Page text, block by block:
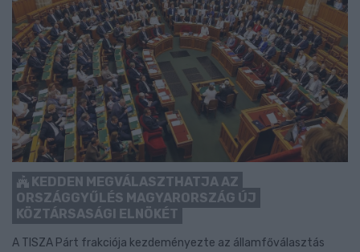
KEDDEN MEGVÁLASZTHATJA AZ
ORSZÁGGYŰLÉS MAGYARORSZÁG ÚJ
KÖZTÁRSASÁGI ELNÖKÉT
A TISZA Párt frakciója kezdeményezte az államfőválasztás